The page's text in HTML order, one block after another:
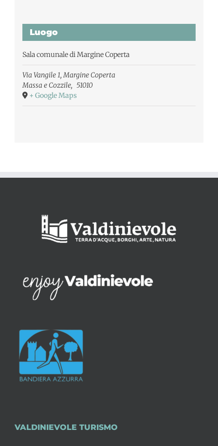
Luogo
Sala comunale di Margine Coperta
Via Vangile 1, Margine Coperta
Massa e Cozzile, 51010
+ Google Maps
VALDINIEVOLE TURISMO